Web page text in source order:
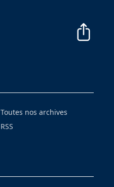
Toutes nos archives
RSS